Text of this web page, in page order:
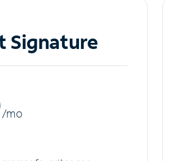
Signature
/mo